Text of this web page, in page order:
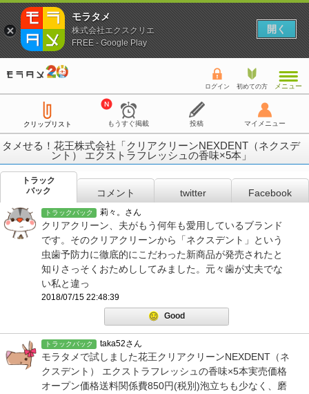
ログイン 初めての方 メニュー
クリップリスト もうすぐ掲載 投稿 マイメニュー
タメせる！花王株式会社「クリアクリーンNEXDENT（ネクスデ
ント） エクストラフレッシュの香味×5本」
トラック
バック
コメント twitter Facebook
トラックバック 莉々。さん
クリアクリーン、夫がもう何年も愛用しているブランド
です。そのクリアクリーンから「ネクスデント」という
虫歯予防力に徹底的にこだわった新商品が発売されたと
知りさっそくおためししてみました。元々歯が丈夫でな
い私と違っ
2018/07/15 22:48:39
Good
トラックバック taka52さん
モラタメで試しました花王クリアクリーンNEXDENT（ネ
クスデント） エクストラフレッシュの香味×5本実売価格
オープン価格送料関係費850円(税別)泡立ちも少なく、磨
モラタメ
株式会社エクスクリエ
FREE - Google Play
開く